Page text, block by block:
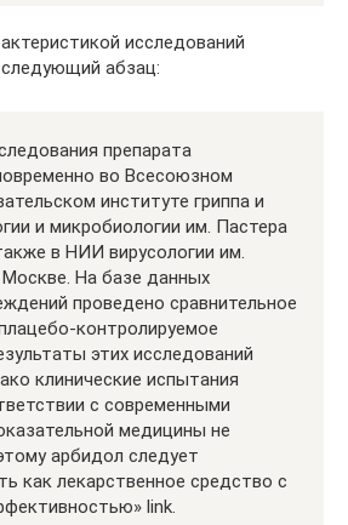
исследований
абзац:
препарата
во Всесоюзном
институте гриппа и
и микробиологии им. Пастера
в НИИ вирусологии им.
Москве. На базе данных
проведено сравнительное
контролируемое
этих исследований
клинические испытания
с современными
медицины не
арбидол следует
как лекарственное средство с
link.